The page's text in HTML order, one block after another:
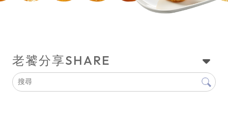
老饕分享SHARE